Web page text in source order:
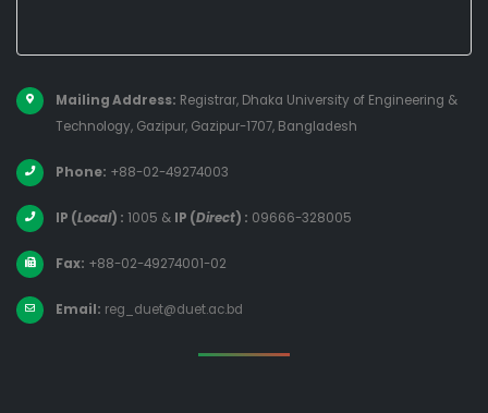
Mailing Address: Registrar, Dhaka University of Engineering &
Technology, Gazipur, Gazipur-1707, Bangladesh
Phone: +88-02-49274003
IP (Local) : 1005 & IP (Direct) : 09666-328005
Fax: +88-02-49274001-02
Email: reg_duet@duet.ac.bd